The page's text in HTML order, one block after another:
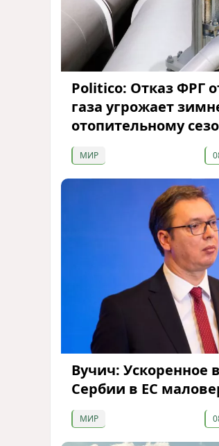
Politico: Отказ ФРГ
газа угрожает
отопительному
МИР
Вучич: Ускоренное
Сербии в ЕС
МИР